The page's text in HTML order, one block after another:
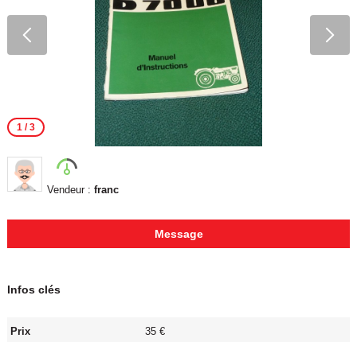
1/ 3
Vendeur : franc
Message
Infos clés
Prix 35 €